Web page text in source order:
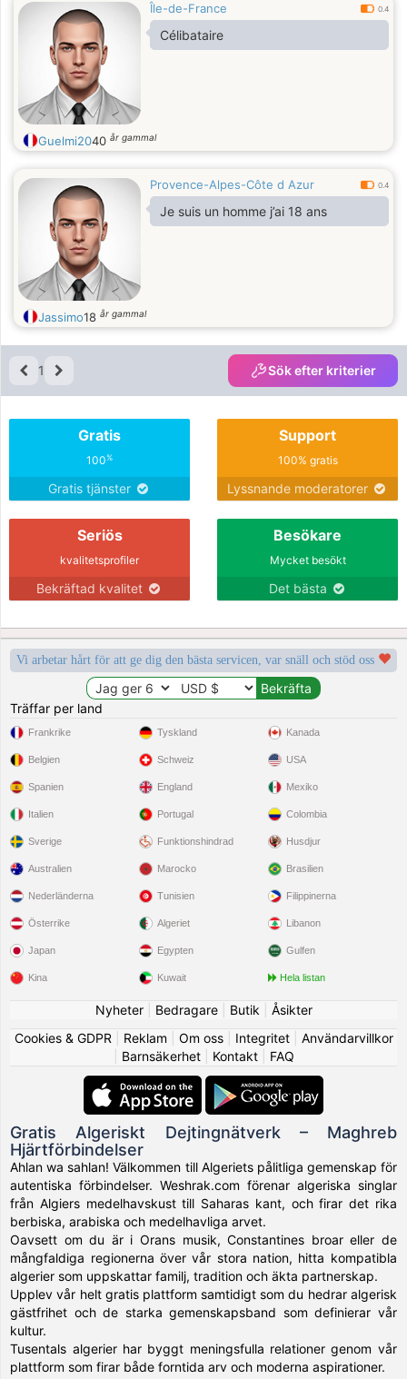
Île-de-France 0.4
Célibataire
Guelmi2040 år gammal
Provence-Alpes-Côte d Azur 0.4
Je suis un homme j’ai 18 ans
Jassimo18 år gammal
1 Sök efter kriterier
Gratis
100%
Gratis tjänster
Support
100% gratis
Lyssnande moderatorer
Seriös
kvalitetsprofiler
Bekräftad kvalitet
Besökare
Mycket besökt
Det bästa
Vi arbetar hårt för att ge dig den bästa servicen, var snäll och stöd oss
Träffar per land
Frankrike
Belgien
Spanien
Italien
Sverige
Tyskland
Schweiz
England
Portugal
Funktionshindrad
Kanada
USA
Mexiko
Colombia
Husdjur
Australien
Nederländerna
Österrike
Japan
Kina
Marocko
Tunisien
Algeriet
Egypten
Kuwait
Brasilien
Filippinerna
Libanon
Gulfen
Hela listan
Nyheter| Bedragare| Butik
Åsikter
Cookies & GDPR
Reklam Om oss| Integritet| Användarvillkor
Barnsäkerhet| Kontakt| FAQ
Gratis Algeriskt Dejtingnätverk – Maghreb
Hjärtförbindelser
Ahlan wa sahlan! Välkommen till Algeriets pålitliga gemenskap för
autentiska förbindelser. Weshrak.com förenar algeriska singlar
från Algiers medelhavskust till Saharas kant, och firar det rika
berbiska, arabiska och medelhavliga arvet.
Oavsett om du är i Orans musik, Constantines broar eller de
mångfaldiga regionerna över vår stora nation, hitta kompatibla
algerier som uppskattar familj, tradition och äkta partnerskap.
Upplev vår helt gratis plattform samtidigt som du hedrar algerisk
gästfrihet och de starka gemenskapsband som definierar vår
kultur.
Tusentals algerier har byggt meningsfulla relationer genom vår
plattform som firar både forntida arv och moderna aspirationer.